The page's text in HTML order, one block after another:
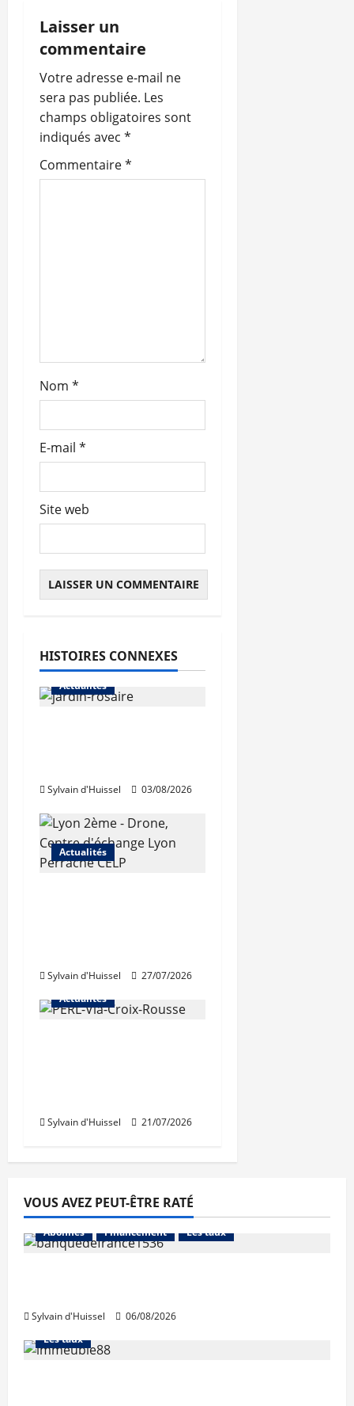
t
i
o
n
d
’
l
Laisser un
commentaire
Votre adresse e-mail ne
sera pas publiée. Les
champs obligatoires sont
indiqués avec *
Commentaire*
Nom *
E-mail *
Site web
HISTOIRES CONNEXES
Actualités
Sylvain d'Huissel 03/08/2026
Actualités
Sylvain d'Huissel
27/07/2026
Actualités
Sylvain d'Huissel 21/07/2026
VOUS AVEZ PEUT-ÊTRE RATÉ
Abonnés Financement Les taux
Sylvain d'Huissel 06/08/2026
Abonnés Financement
Les taux